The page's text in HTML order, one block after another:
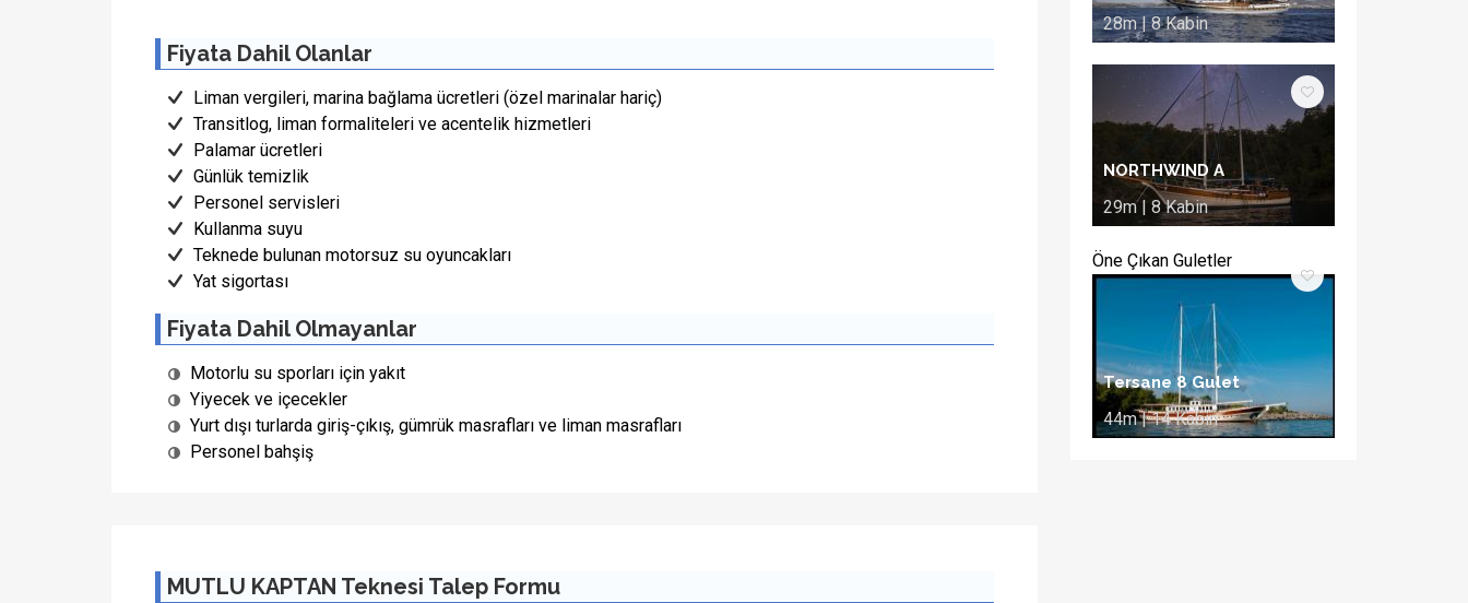
Fiyata Dahil Olanlar
Liman vergileri, marina bağlama ücretleri (özel marinalar hariç)
Transitlog, liman formaliteleri ve acentelik hizmetleri
Palamar ücretleri
Günlük temizlik
Personel servisleri
Kullanma suyu
Teknede bulunan motorsuz su oyuncakları
Yat sigortası
Fiyata Dahil Olmayanlar
Motorlu su sporları için yakıt
Yiyecek ve içecekler
Yurt dışı turlarda giriş-çıkış, gümrük masrafları ve liman masrafları
Personel bahşiş
MUTLU KAPTAN Teknesi Talep Formu
28m | 8 Kabin
NORTHWIND A
29m | 8 Kabin
Öne Çıkan Guletler
Tersane 8 Gulet
44m | 14 Kabin